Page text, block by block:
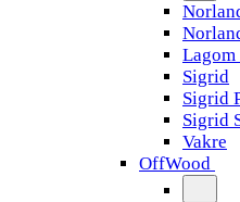
Lagom
Sigrid
Sigrid
Sigrid
Vakre
OffWood